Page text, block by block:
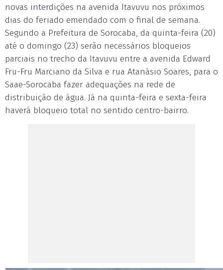
novas interdições na avenida Itavuvu nos próximos
dias do feriado emendado com o final de semana.
Segundo a Prefeitura de Sorocaba, da quinta-feira (20)
até o domingo (23) serão necessários bloqueios
parciais no trecho da Itavuvu entre a avenida Edward
Fru-Fru Marciano da Silva e rua Atanásio Soares, para o
Saae-Sorocaba fazer adequações na rede de
distribuição de água. Já na quinta-feira e sexta-feira
haverá bloqueio total no sentido centro-bairro.